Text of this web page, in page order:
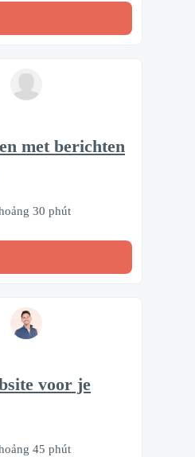
met berichten
30 phút
voor je
45 phút